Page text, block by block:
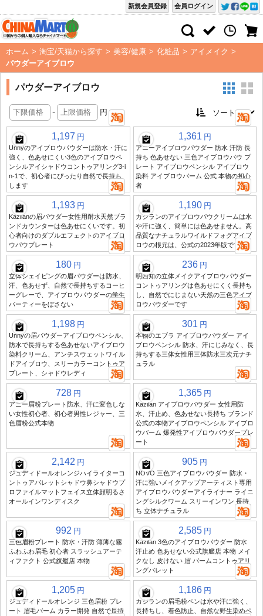
会員ログイン
新規会員登録
ホーム > 淘宝/天猫から探す > 美容/健康 > 化粧品 > アイメイク >
パウダーアイブロウ
パウダーアイブロウ
- 円
1,197 円
Unnyのアイブロウパウダーは防水・汗に
強く、色あせにくい3色のアイブロウペ
ンシルアイシャドウコントゥアリング3-i
n-1で、初心者にぴったり自然で長持ち
します
1,361 円
アニーアイブロウパウダー 防水 汗防 長
持ち 色あせない 三色アイブロウパウ プ
レート アイブロウペンシル アイブロウ
染料 アイブロウバーム 公式 本物の初心
者
1,193 円
Kazilanの眉パウダー女性用耐水天然ブラ
ンドカウンターは色あせにくいです。初
心者向けのダブルエフェクトのアイブロ
ウパウプレート
1,190 円
カジランのアイブロウパウクリームは水
や汗に強く、簡単には色あせません。高
品質なナチュラルワイルドフォグアイブ
ロウの根元は、公式の2023年版です
180 円
立体シェイピングの眉パウダーは防水、
汗、色あせず、自然で長持ちするコーヒ
ーグレーで、アイブロウパウダーの学生
パーティーをぼさない
236 円
明西知の立体メイクアイブロウパウダー
コントゥアリングは色あせにくく長持ち
し、自然でにじまない天然の三色アイブ
ロウパウダーです
1,198 円
Unnyの眉パウダーアイブロウペンシル、
防水で長持ちする色あせないアイブロウ
染料クリーム、アンチスウェットワイル
ドアイブロウ、スリーカラーコントゥア
プレート、シャドウレディ
301 円
本物のエブラ アイブロウパウダー アイ
ブロウペンシル 防水、汗にじみなく、長
持ちする三体女性用三体防水三次元ナチ
ュラル
728 円
アニー眉粉プレート防水、汗に変色しな
い女性初心者、初心者男性レジャー、三
色眉粉公式本物
1,365 円
Kazilan アイブロウパウダー 女性用防
水、汗止め、色あせない長持ち ブランド
公式の本物アイブロウペンシル アイブロ
ウバーム 爆発性アイブロウパウダープレ
ート
2,142 円
ジュディドールオレンジハイライターコ
ントゥアパレットシャドウ鼻シャドウプ
ロファイルマットフェイス立体顔明るさ
オールインワンディスク
905 円
NOVO 三色アイブロウパウダー 防水・
汗に強いメイクアップアーティスト専用
アイブロウパウダーアイライナー ライニ
ングシルクワーム スリーインワン 長持
ち 立体ナチュラル
992 円
三色眉粉プレート 防水・汗防 薄薄な霧
ふわふわ眉毛 初心者 スラッシュアーテ
ィファクト 公式旗艦店 本物
2,585 円
Kazilan 3色のアイブロウパウダー 防水
汗止め 色あせない公式旗艦店 本物 メイ
クなし 皮けない 眉 バームコントゥアリ
ングパレット
1,205 円
ジュディドールオレンジ 三色眉粉 プレ
ート 眉毛バーム カラー開発 自然で長持
1,186 円
カジランの眉毛粉ペンは水や汗に強く、
長持ちし、着色防止、自然な野生染めペ